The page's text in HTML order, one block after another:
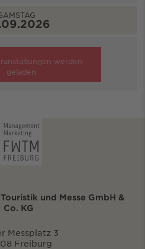
werden
geladen
und Messe GmbH &
Co. KG
Messplatz 3
Freiburg